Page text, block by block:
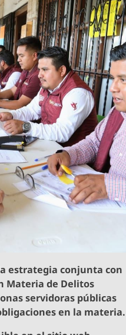
estrategia conjunta con
Materia de Delitos
servidoras públicas
en la materia.